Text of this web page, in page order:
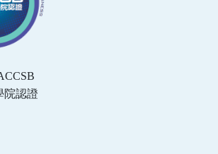
院認證